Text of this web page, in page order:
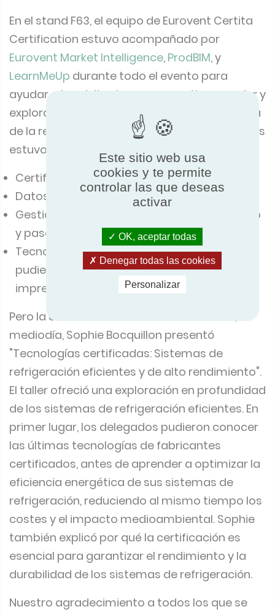
En el stand F63, el equipo de Eurovent Certita
Certification estuvo acompañado por
Eurovent Market Intelligence, ProdBIM, y
LearnMeUp durante todo el evento para
ayudar a los visitantes a compartir, aprender y
explorar las nuevas fronteras de la tecnología
de la refrigeración. Nuestro equipo de expertos
estuvo presente para hablar sobre
Certificación y productos certificados
Datos de mercado, estadísticas e informes
Gestión de datos, BIM, etiquetado energético
y pasaportes digitales de productos
Tecnología interactiva: los visitantes
pudieron disfrutar de una experiencia virtual
impresionante.
Pero la cosa no acabó ahí. El 11 de octubre, a
mediodía, Sophie Bocquillon presentó
"Tecnologías certificadas: Sistemas de
refrigeración eficientes y de alto rendimiento".
El taller ofreció una exploración en profundidad
de los sistemas de refrigeración eficientes. En
primer lugar, los delegados pudieron conocer
las últimas tecnologías de fabricantes
certificados, antes de aprender a optimizar la
eficiencia energética de sus sistemas de
refrigeración, reduciendo al mismo tiempo los
costes y el impacto medioambiental. Sophie
también explicó por qué la certificación es
esencial para garantizar el rendimiento y la
durabilidad de los sistemas de refrigeración.
Nuestro agradecimiento a todos los que se
Este sitio web usa
cookies y te permite
controlar las que deseas
activar
OK, aceptar todas
Denegar todas las cookies
Personalizar